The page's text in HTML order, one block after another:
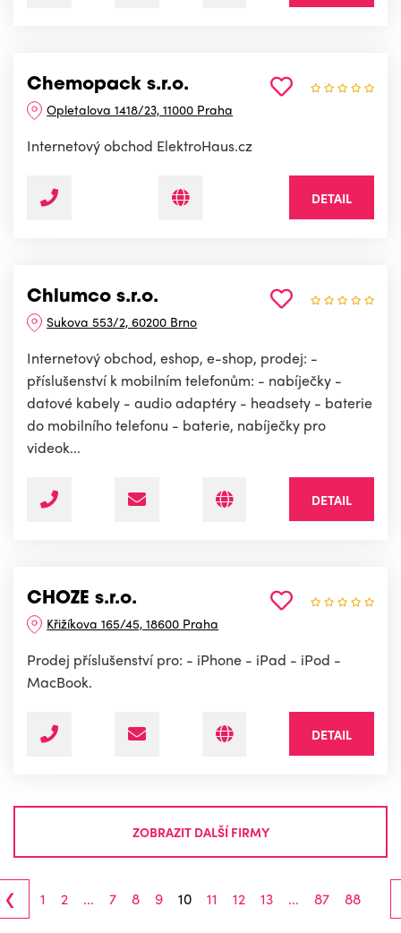
Chemopack s.r.o.
Opletalova 1418/23, 11000 Praha
Internetový obchod ElektroHaus.cz
DETAIL
Chlumco s.r.o.
Sukova 553/2, 60200 Brno
Internetový obchod, eshop, e-shop, prodej: -
příslušenství k mobilním telefonům: - nabíječky -
datové kabely - audio adaptéry - headsety - baterie
do mobilního telefonu - baterie, nabíječky pro
videok...
DETAIL
CHOZE s.r.o.
Křižíkova 165/45, 18600 Praha
Prodej příslušenství pro: - iPhone - iPad - iPod -
MacBook.
DETAIL
ZOBRAZIT DALŠÍ FIRMY
‹ 1 2 ... 7 8 9 10 11 12 13 ... 87 88